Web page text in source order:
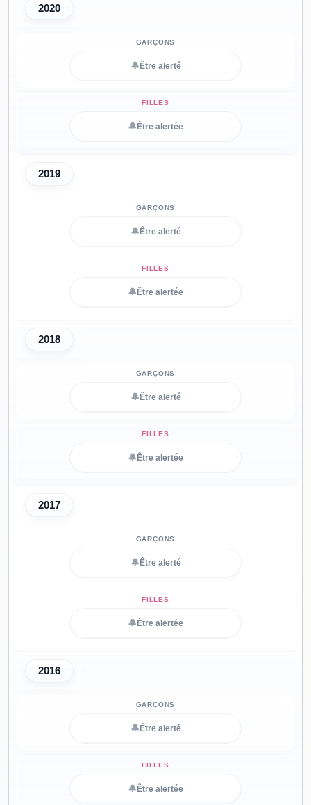
2020
🔔 Être alerté
🔔 Être alertée
2019
🔔 Être alerté
🔔 Être alertée
2018
🔔 Être alerté
🔔 Être alertée
2017
🔔 Être alerté
🔔 Être alertée
2016
🔔 Être alerté
🔔 Être alertée